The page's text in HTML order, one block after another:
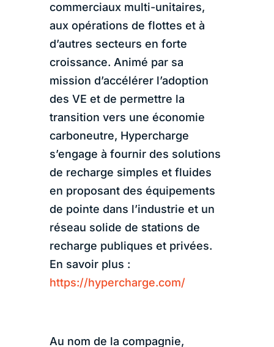
commerciaux multi-unitaires,
aux opérations de flottes et à
d’autres secteurs en forte
croissance. Animé par sa
mission d’accélérer l’adoption
des VE et de permettre la
transition vers une économie
carboneutre, Hypercharge
s’engage à fournir des solutions
de recharge simples et fluides
en proposant des équipements
de pointe dans l’industrie et un
réseau solide de stations de
recharge publiques et privées.
En savoir plus :
https://hypercharge.com/
Au nom de la compagnie,